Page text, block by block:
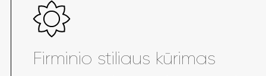
Firminio stiliaus kūrimas